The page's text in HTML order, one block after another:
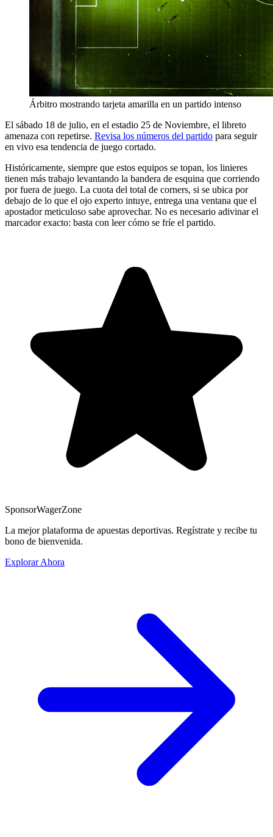
Árbitro mostrando tarjeta amarilla en un partido intenso
El sábado 18 de julio, en el estadio 25 de Noviembre, el libreto
amenaza con repetirse. Revisa los números del partido para seguir
en vivo esa tendencia de juego cortado.
Históricamente, siempre que estos equipos se topan, los linieres
tienen más trabajo levantando la bandera de esquina que corriendo
por fuera de juego. La cuota del total de corners, si se ubica por
debajo de lo que el ojo experto intuye, entrega una ventana que el
apostador meticuloso sabe aprovechar. No es necesario adivinar el
marcador exacto: basta con leer cómo se fríe el partido.
SponsorWagerZone
La mejor plataforma de apuestas deportivas. Regístrate y recibe tu
bono de bienvenida.
Explorar Ahora